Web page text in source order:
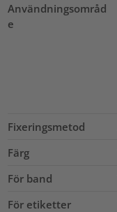
Användningsområd
e
Fixeringsmetod
Färg
För band
För etiketter